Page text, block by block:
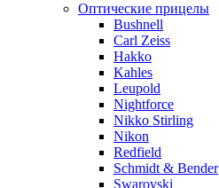
Оптические прицелы
Bushnell
Carl Zeiss
Hakko
Kahles
Leupold
Nightforce
Nikko Stirling
Nikon
Redfield
Schmidt & Bender
Swarovski